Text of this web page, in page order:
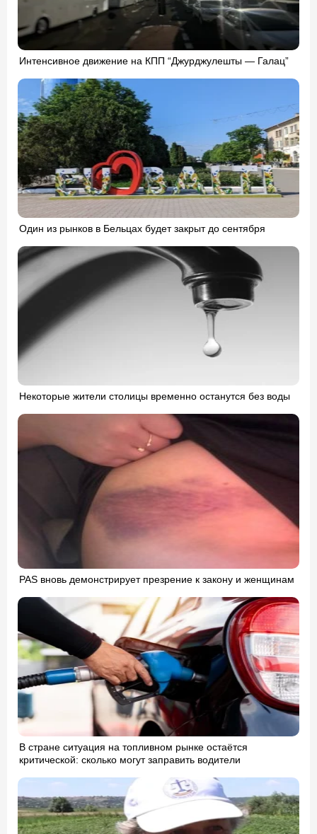
Интенсивное движение на КПП “Джурджулешты — Галац”
Один из рынков в Бельцах будет закрыт до сентября
Некоторые жители столицы временно останутся без воды
PAS вновь демонстрирует презрение к закону и женщинам
В стране ситуация на топливном рынке остаётся
критической: сколько могут заправить водители